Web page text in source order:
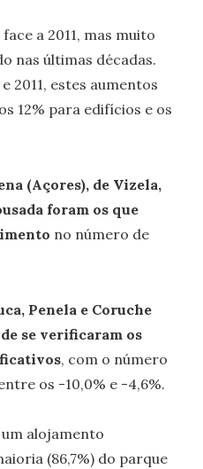
a 2011, mas muito
nas últimas décadas.
2011, estes aumentos
12% para edifícios e os
(Açores), de Vizela,
foram os que
no número de
Penela e Coruche
se verificaram os
, com o número
os -10,0% e -4,6%.
alojamento
(86,7%) do parque